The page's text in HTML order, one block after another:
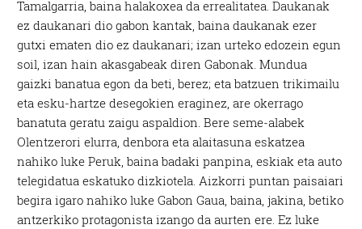
Tamalgarria, baina halakoxea da errealitatea. Daukanak
ez daukanari dio gabon kantak, baina daukanak ezer
gutxi ematen dio ez daukanari; izan urteko edozein egun
soil, izan hain akasgabeak diren Gabonak. Mundua
gaizki banatua egon da beti, berez; eta batzuen trikimailu
eta esku-hartze desegokien eraginez, are okerrago
banatuta geratu zaigu aspaldion. Bere seme-alabek
Olentzerori elurra, denbora eta alaitasuna eskatzea
nahiko luke Peruk, baina badaki panpina, eskiak eta auto
telegidatua eskatuko dizkiotela. Aizkorri puntan paisaiari
begira igaro nahiko luke Gabon Gaua, baina, jakina, betiko
antzerkiko protagonista izango da aurten ere. Ez luke